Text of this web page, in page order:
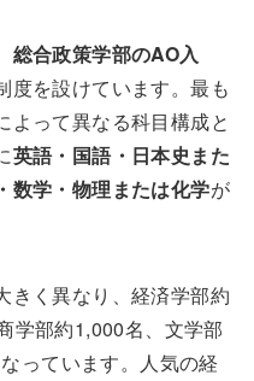
総合政策学部のAO入
度を設けています。最も
よって異なる科目構成と
英語・国語・日本史また
数学・物理または化学が
きく異なり、経済学部約
学部約1,000名、文学部
っています。人気の経